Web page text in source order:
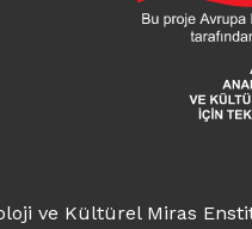
ve Kültürel Miras
kuruluş
Kanunu
ve Kültürel Miras